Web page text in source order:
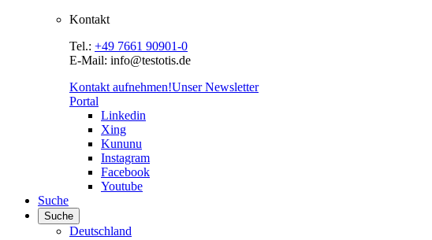
Kontakt
Tel.: +49 7661 90901-0
E-Mail: info@testotis.de
Kontakt aufnehmen!Unser Newsletter
Portal
Linkedin
Xing
Kununu
Instagram
Facebook
Youtube
Suche
Suche
Deutschland